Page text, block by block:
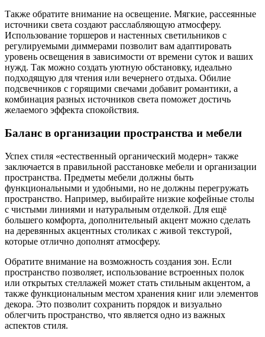
Также обратите внимание на освещение. Мягкие, рассеянные
источники света создают расслабляющую атмосферу.
Использование торшеров и настенных светильников с
регулируемыми диммерами позволит вам адаптировать
уровень освещения в зависимости от времени суток и ваших
нужд. Так можно создать уютную обстановку, идеально
подходящую для чтения или вечернего отдыха. Обилие
подсвечников с горящими свечами добавит романтики, а
комбинация разных источников света поможет достичь
желаемого эффекта спокойствия.
Баланс в организации пространства и мебели
Успех стиля «естественный органический модерн» также
заключается в правильной расстановке мебели и организации
пространства. Предметы мебели должны быть
функциональными и удобными, но не должны перегружать
пространство. Например, выбирайте низкие кофейные столы
с чистыми линиями и натуральным отделкой. Для ещё
большего комфорта, дополнительный акцент можно сделать
на деревянных акцентных столиках с живой текстурой,
которые отлично дополнят атмосферу.
Обратите внимание на возможность создания зон. Если
пространство позволяет, использование встроенных полок
или открытых стеллажей может стать стильным акцентом, а
также функциональным местом хранения книг или элементов
декора. Это позволит сохранить порядок и визуально
облегчить пространство, что является одно из важных
аспектов стиля.